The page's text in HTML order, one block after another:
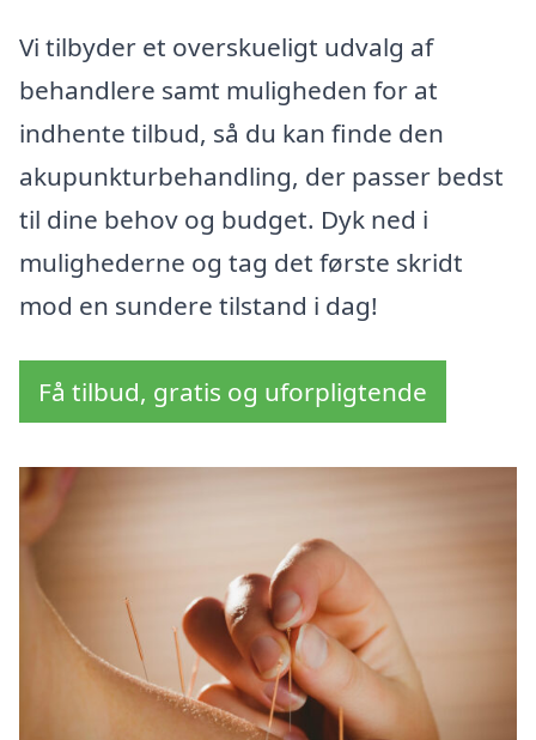
Vi tilbyder et overskueligt udvalg af
behandlere samt muligheden for at
indhente tilbud, så du kan finde den
akupunkturbehandling, der passer bedst
til dine behov og budget. Dyk ned i
mulighederne og tag det første skridt
mod en sundere tilstand i dag!
Få tilbud, gratis og uforpligtende